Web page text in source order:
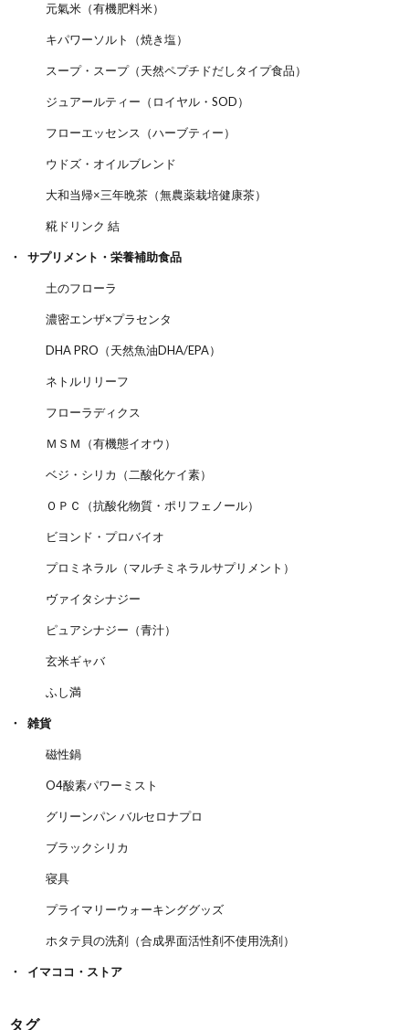
元氣米（有機肥料米）
キパワーソルト（焼き塩）
スープ・スープ（天然ペプチドだしタイプ食品）
ジュアールティー（ロイヤル・SOD）
フローエッセンス（ハーブティー）
ウドズ・オイルブレンド
大和当帰×三年晩茶（無農薬栽培健康茶）
糀ドリンク 結
サプリメント・栄養補助食品
土のフローラ
濃密エンザ×プラセンタ
DHA PRO（天然魚油DHA/EPA）
ネトルリリーフ
フローラディクス
ＭＳＭ（有機態イオウ）
ベジ・シリカ（二酸化ケイ素）
ＯＰＣ（抗酸化物質・ポリフェノール）
ビヨンド・プロバイオ
プロミネラル（マルチミネラルサプリメント）
ヴァイタシナジー
ピュアシナジー（青汁）
玄米ギャバ
ふし満
雑貨
磁性鍋
O4酸素パワーミスト
グリーンパン バルセロナプロ
ブラックシリカ
寝具
プライマリーウォーキンググッズ
ホタテ貝の洗剤（合成界面活性剤不使用洗剤）
イマココ・ストア
タグ